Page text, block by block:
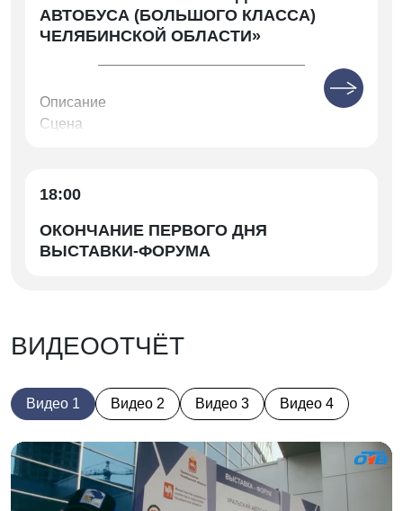
АВТОБУСА (БОЛЬШОГО КЛАССА)
ЧЕЛЯБИНСКОЙ ОБЛАСТИ»
Описание
Сцена
18:00
ОКОНЧАНИЕ ПЕРВОГО ДНЯ
ВЫСТАВКИ-ФОРУМА
ВИДЕООТЧЁТ
Видео 1 Видео 2 Видео 3 Видео 4
В
и
д